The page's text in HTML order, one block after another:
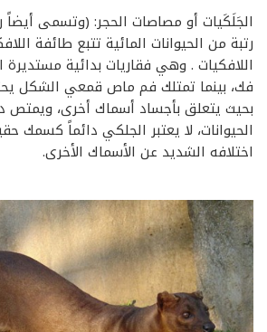
الجَلَكَيات أو مصاصات الحجر: (وتسمى
رتبة من الحيوانات المائية تتبع طائفة
اللافكيات . وهي فقاريات بدائية مستديرة
فك، بينما تمتلك فم ماص قمعي الشكل
بحيث يتعلق بأجساد أسماك أخرى، ويمتص
الحيوانات، لا يعتبر الجلكي دائماً كسمك
اختلافه الشديد عن الأسماك الأخرى.